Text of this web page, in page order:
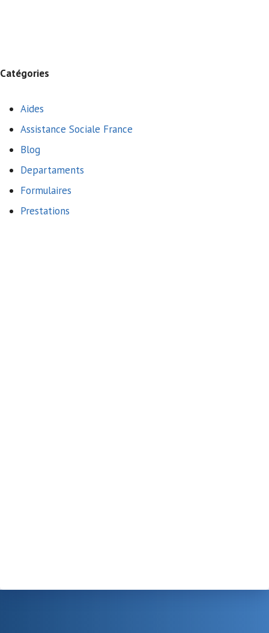
Catégories
Aides
Assistance Sociale France
Blog
Departaments
Formulaires
Prestations